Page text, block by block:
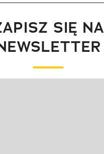
SIĘ NA